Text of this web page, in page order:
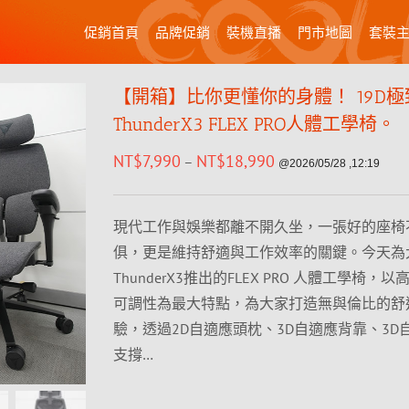
促銷首頁 品牌促銷 裝機直播 門市地圖 套裝
【開箱】比你更懂你的身體！ 19D
ThunderX3 FLEX PRO人體工學椅。
NT$7,990 – NT$18,990 @2026/05/28 ,12:19
現代工作與娛樂都離不開久坐，一張好的座
俱，更是維持舒適與工作效率的關鍵。今天
ThunderX3推出的FLEX PRO 人體工學椅，以
可調性為最大特點，為大家打造無與倫比的
驗，透過2D自適應頭枕、3D自適應背靠、3D
支撐…